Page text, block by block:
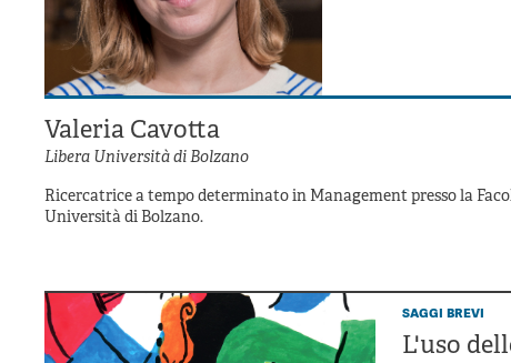
Valeria Cavotta
Libera Università di Bolzano
Ricercatrice a tempo determinato in Management presso la
Università di Bolzano.
saggi brevi
L'uso